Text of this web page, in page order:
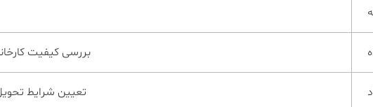
بررسی کیفیت
تعیین شرایط